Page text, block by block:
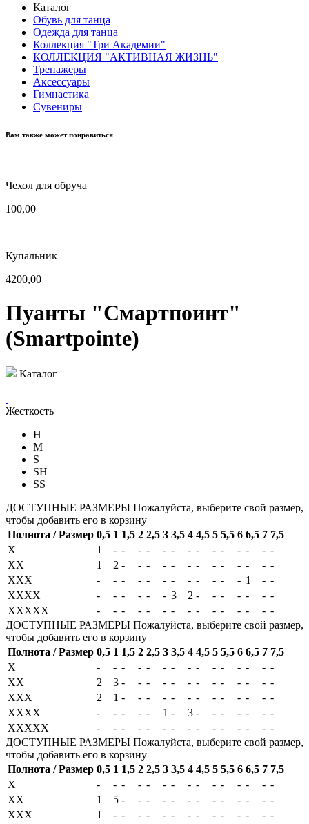
Каталог
Обувь для танца
Одежда для танца
Коллекция "Три Академии"
КОЛЛЕКЦИЯ "АКТИВНАЯ ЖИЗНЬ"
Тренажеры
Аксессуары
Гимнастика
Сувениры
Вам также может понравиться
Чехол для обруча
100,00
Купальник
4200,00
Пуанты "Смартпоинт"
(Smartpointe)
Каталог
Жесткость
H
M
S
SH
SS
ДОСТУПНЫЕ РАЗМЕРЫ Пожалуйста, выберите свой размер,
чтобы добавить его в корзину
Полнота / Размер 0,5 1 1,5 2 2,5 3 3,5 4 4,5 5 5,5 6 6,5 7 7,5
X
1 - - - - - - - - - - - - - -
XX
1 2 - - - - - - - - - - - - -
XXX
- - - - - - - - - - - - 1 - -
XXXX
- - - - - - 3 2 - - - - - - -
XXXXX
- - - - - - - - - - - - - - -
ДОСТУПНЫЕ РАЗМЕРЫ Пожалуйста, выберите свой размер,
чтобы добавить его в корзину
Полнота / Размер 0,5 1 1,5 2 2,5 3 3,5 4 4,5 5 5,5 6 6,5 7 7,5
X
- - - - - - - - - - - - - - -
XX
2 3 - - - - - - - - - - - - -
XXX
2 1 - - - - - - - - - - - - -
XXXX
- - - - - 1 - 3 - - - - - - -
XXXXX
- - - - - - - - - - - - - - -
ДОСТУПНЫЕ РАЗМЕРЫ Пожалуйста, выберите свой размер,
чтобы добавить его в корзину
Полнота / Размер 0,5 1 1,5 2 2,5 3 3,5 4 4,5 5 5,5 6 6,5 7 7,5
X
- - - - - - - - - - - - - - -
XX
1 5 - - - - - - - - - - - - -
XXX
1 - - - - - - - - - - - - - -